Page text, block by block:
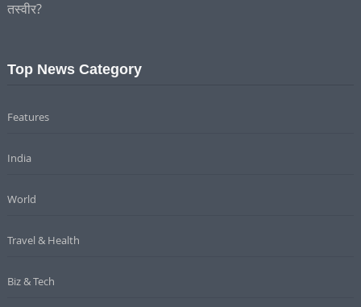
Top News Category
Features
India
World
Travel & Health
Biz & Tech